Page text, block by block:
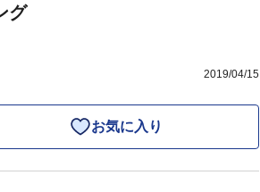
グ
2019/04/15
お気に入り